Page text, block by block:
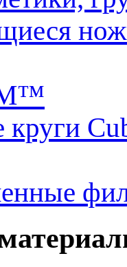
круги